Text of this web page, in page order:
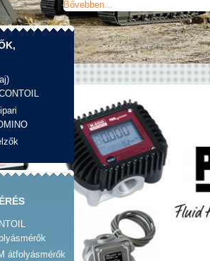
Bővebben...
átfolyásmérők